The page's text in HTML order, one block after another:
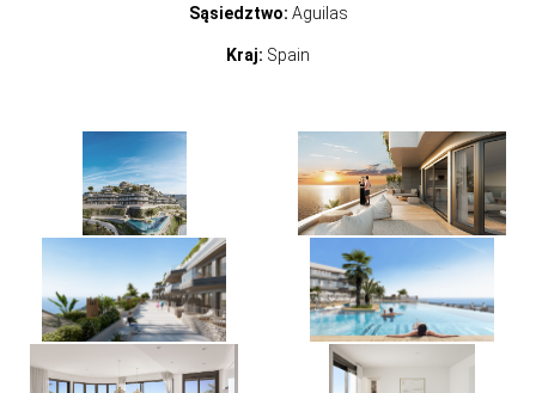
Sąsiedztwo: Aguilas
Kraj: Spain